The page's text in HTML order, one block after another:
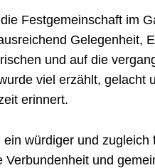
Festgemeinschaft im
Gelegenheit,
und auf die
viel erzählt, gelacht
erinnert.
würdiger und zugleich
und